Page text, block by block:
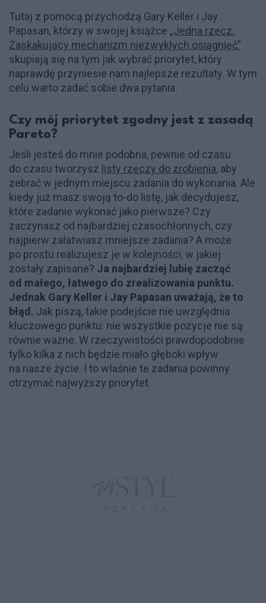
Tutaj z pomocą przychodzą Gary Keller i Jay
Papasan, którzy w swojej książce „Jedna rzecz.
Zaskakujący mechanizm niezwykłych osiągnięć”
skupiają się na tym jak wybrać priorytet, który
naprawdę przyniesie nam najlepsze rezultaty. W tym
celu warto zadać sobie dwa pytania.
Czy mój priorytet zgodny jest z zasadą
Pareto?
Jeśli jesteś do mnie podobna, pewnie od czasu
do czasu tworzysz listy rzeczy do zrobienia, aby
zebrać w jednym miejscu zadania do wykonania. Ale
kiedy już masz swoją to-do listę, jak decydujesz,
które zadanie wykonać jako pierwsze? Czy
zaczynasz od najbardziej czasochłonnych, czy
najpierw załatwiasz mniejsze zadania? A może
po prostu realizujesz je w kolejności, w jakiej
zostały zapisane? Ja najbardziej lubię zacząć
od małego, łatwego do zrealizowania punktu.
Jednak Gary Keller i Jay Papasan uważają, że to
błąd. Jak piszą, takie podejście nie uwzględnia
kluczowego punktu: nie wszystkie pozycje nie są
równie ważne. W rzeczywistości prawdopodobnie
tylko kilka z nich będzie miało głęboki wpływ
na nasze życie. I to właśnie te zadania powinny
otrzymać najwyższy priorytet.